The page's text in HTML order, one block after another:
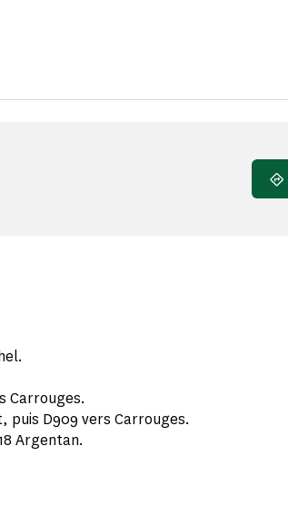
Carrouges.
puis D909 vers Carrouges.
Argentan.